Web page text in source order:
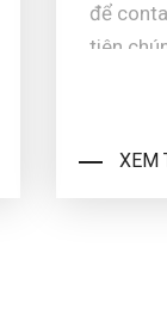
để
tiên
XEM